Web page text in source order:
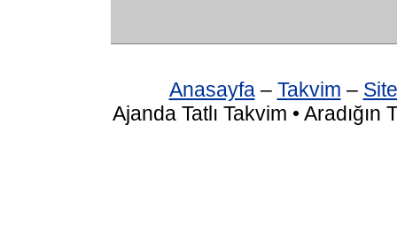
Anasayfa– Takvim –
Ajanda Tatlı Takvim •